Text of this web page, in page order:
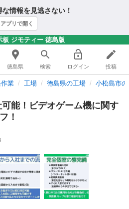
情報を見逃さない！
アプリで開く
板 ジモティー 徳島版
徳島県 検索 ログイン 投稿
業 工場 徳島県の工場 小松島市
能！ビデオゲーム機に関す
！